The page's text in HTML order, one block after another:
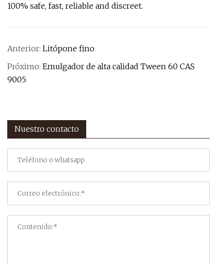
100% safe, fast, reliable and discreet.
Anterior: Litópone fino
Próximo: Emulgador de alta calidad Tween 60 CAS
9005
Nuestro contacto